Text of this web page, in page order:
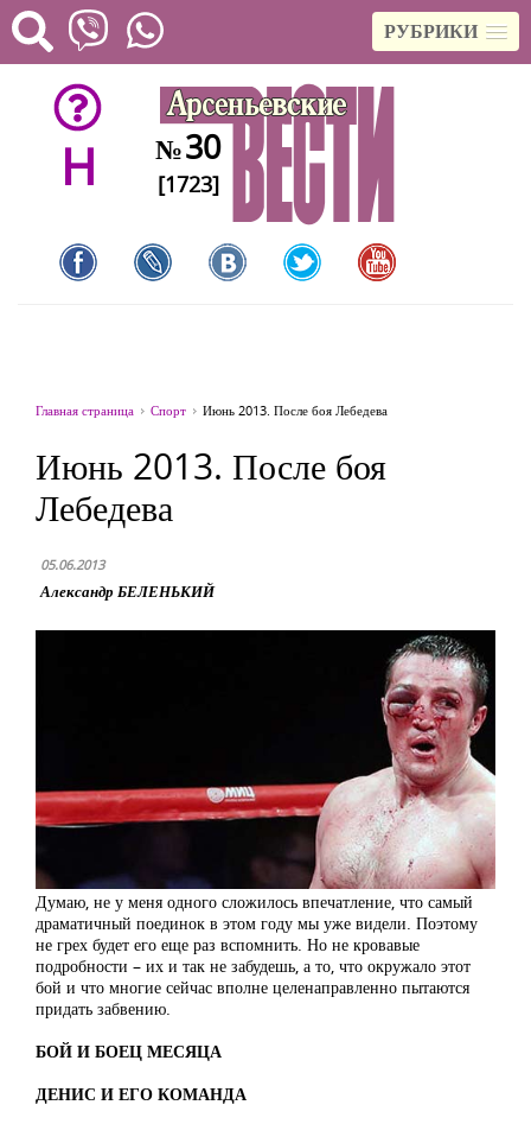
РУБРИКИ
H №30
[1723]
Главная страница Спорт Июнь 2013. После боя Лебедева
Июнь 2013. После боя
Лебедева
05.06.2013
Александр БЕЛЕНЬКИЙ
Думаю, не у меня одного сложилось впечатление, что самый
драматичный поединок в этом году мы уже видели. Поэтому
не грех будет его еще раз вспомнить. Но не кровавые
подробности – их и так не забудешь, а то, что окружало этот
бой и что многие сейчас вполне целенаправленно пытаются
придать забвению.
БОЙ И БОЕЦ МЕСЯЦА
ДЕНИС И ЕГО КОМАНДА